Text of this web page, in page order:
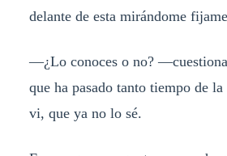
delante de esta mirándome
—¿Lo conoces o no?
que ha pasado tanto tiempo de
vi, que ya no lo sé.